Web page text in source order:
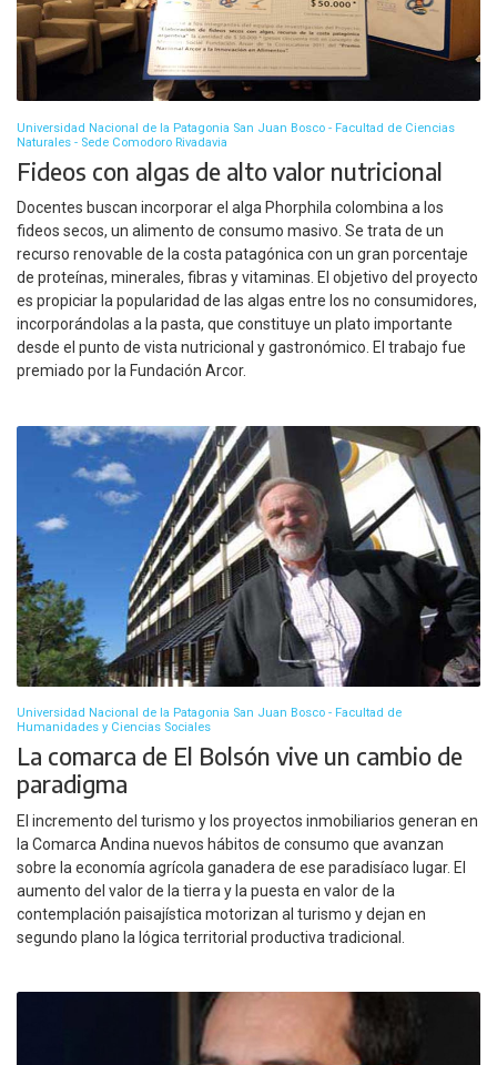
Universidad Nacional de la Patagonia San Juan Bosco - Facultad de Ciencias
Naturales - Sede Comodoro Rivadavia
Fideos con algas de alto valor nutricional
Docentes buscan incorporar el alga Phorphila colombina a los
fideos secos, un alimento de consumo masivo. Se trata de un
recurso renovable de la costa patagónica con un gran porcentaje
de proteínas, minerales, fibras y vitaminas. El objetivo del proyecto
es propiciar la popularidad de las algas entre los no consumidores,
incorporándolas a la pasta, que constituye un plato importante
desde el punto de vista nutricional y gastronómico. El trabajo fue
premiado por la Fundación Arcor.
Universidad Nacional de la Patagonia San Juan Bosco - Facultad de
Humanidades y Ciencias Sociales
La comarca de El Bolsón vive un cambio de
paradigma
El incremento del turismo y los proyectos inmobiliarios generan en
la Comarca Andina nuevos hábitos de consumo que avanzan
sobre la economía agrícola ganadera de ese paradisíaco lugar. El
aumento del valor de la tierra y la puesta en valor de la
contemplación paisajística motorizan al turismo y dejan en
segundo plano la lógica territorial productiva tradicional.